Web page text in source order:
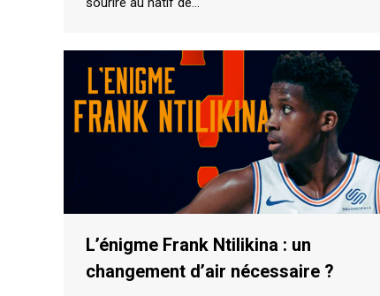
L’énigme Frank Ntilikina : un
changement d’air nécessaire ?